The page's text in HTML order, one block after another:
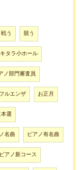
戦う 競う
キタラ小ホール
ノ部門審査員
ルエンザ お正月
選
名曲 ピアノ有名曲
ピアノ新コース